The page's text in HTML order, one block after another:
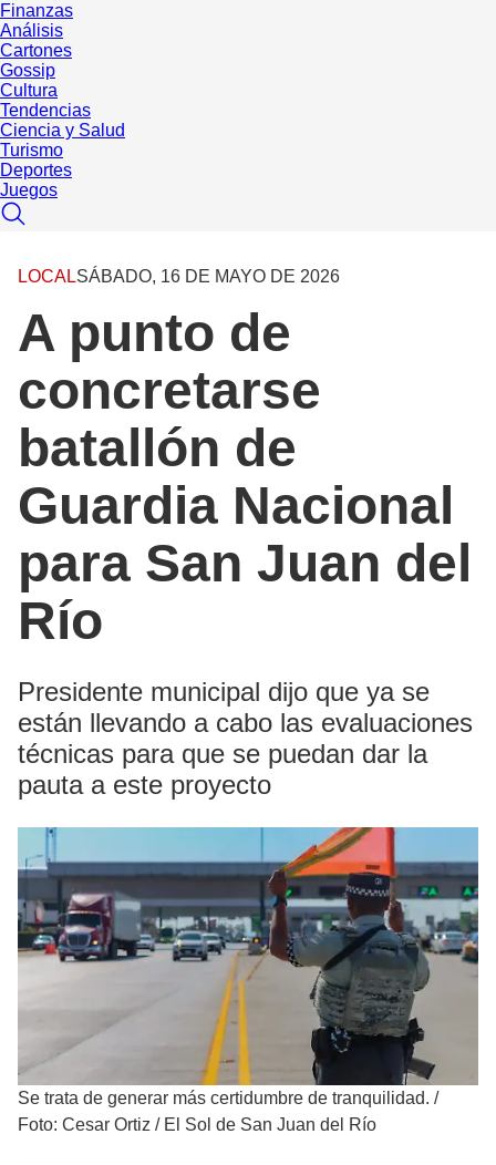
Finanzas
Análisis
Cartones
Gossip
Cultura
Tendencias
Ciencia y Salud
Turismo
Deportes
Juegos
LOCALSÁBADO, 16 DE MAYO DE 2026
A punto de
concretarse
batallón de
Guardia Nacional
para San Juan del
Río
Presidente municipal dijo que ya se
están llevando a cabo las evaluaciones
técnicas para que se puedan dar la
pauta a este proyecto
Se trata de generar más certidumbre de tranquilidad. /
Foto: Cesar Ortiz / El Sol de San Juan del Río